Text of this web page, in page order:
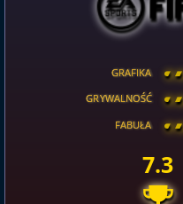
GRAFIKA [ \
GRYWALNOŚĆ [ \
FABUŁA [ \
7.3